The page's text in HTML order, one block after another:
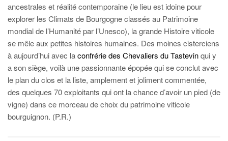
ancestrales et réalité contemporaine (le lieu est idoine pour
explorer les Climats de Bourgogne classés au Patrimoine
mondial de l’Humanité par l’Unesco), la grande Histoire viticole
se mêle aux petites histoires humaines. Des moines cisterciens
à aujourd’hui avec laconfrérie des Chevaliers du Tastevinqui y
a son siège, voilà une passionnante épopée qui se conclut avec
le plan du clos et la liste, amplement et joliment commentée,
des quelques 70 exploitants qui ont la chance d’avoir un pied (de
vigne) dans ce morceau de choix du patrimoine viticole
bourguignon. (P.R.)